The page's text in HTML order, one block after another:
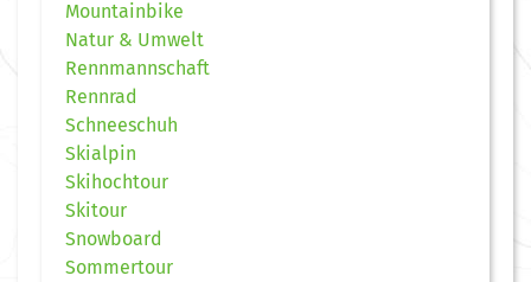
Mountainbike
Natur & Umwelt
Rennmannschaft
Rennrad
Schneeschuh
Skialpin
Skihochtour
Skitour
Snowboard
Sommertour